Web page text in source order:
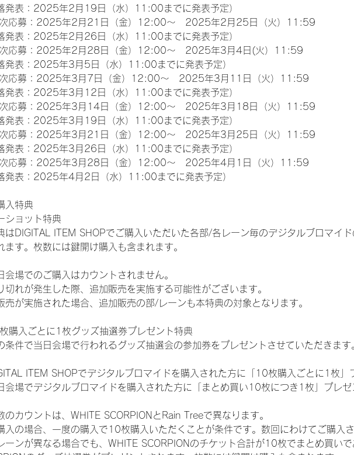
発表：2025年2月19日（水）11:00までに発表予定）
応募：2025年2月21日（金）12:00～　2025年2月25日（火）11:59
発表：2025年2月26日（水）11:00までに発表予定）
応募：2025年2月28日（金）12:00～　2025年3月4日(火）11:59
発表：2025年3月5日（水）11:00までに発表予定）
応募：2025年3月7日（金）12:00～　2025年3月11日（火）11:59
発表：2025年3月12日（水）11:00までに発表予定）
応募：2025年3月14日（金）12:00～　2025年3月18日（火）11:59
発表：2025年3月19日（水）11:00までに発表予定）
応募：2025年3月21日（金）12:00～　2025年3月25日（火）11:59
発表：2025年3月26日（水）11:00までに発表予定）
応募：2025年3月28日（金）12:00～　2025年4月1日（火）11:59
発表：2025年4月2日（水）11:00までに発表予定）
入特典
ショット特典
はDIGITAL ITEM SHOPでご購入いただいた各部/各レーン毎のデジタルブロマイ
ます。枚数には鍵開け購入も含まれます。
会場でのご購入はカウントされません。
切れが発生した際、追加販売を実施する可能性がございます。
売が実施された場合、追加販売の部/レーンも本特典の対象となります。
購入ごとに1枚グッズ抽選券プレゼント特典
条件で当日会場で行われるグッズ抽選会の参加券をプレゼントさせていただきます
ITEM SHOPでデジタルブロマイドを購入された方に「10枚購入ごとに1枚」
場でデジタルブロマイドを購入された方に「まとめ買い10枚につき1枚」プレゼ
のカウントは、WHITE SCORPIONとRain Treeで異なります。
入の場合、一度の購入で10枚購入いただくことが条件です。数回にわけてご購入
ーンが異なる場合でも、WHITE SCORPIONのチケット合計が10枚でまとめ買い